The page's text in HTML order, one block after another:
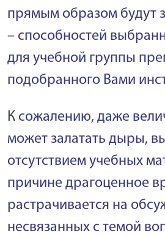
прямым образом будут
– способностей
для учебной группы
подобранного Вами
К сожалению, даже
может залатать дыры,
отсутствием учебных
причине драгоценное
растрачивается на
несвязанных с темой